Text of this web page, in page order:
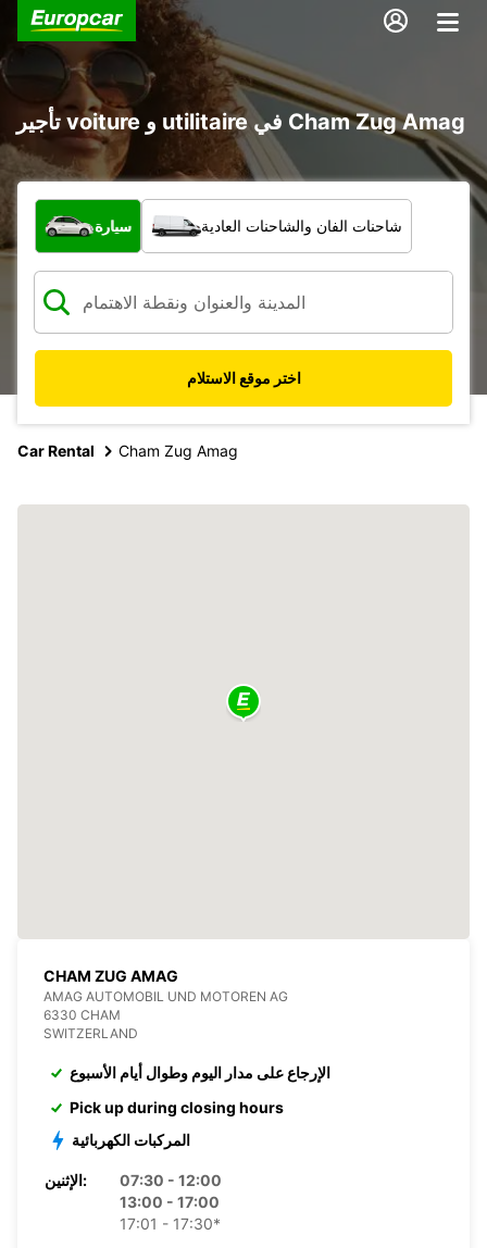
تأجير voiture و utilitaire في Cham Zug Amag
ما نوع المركبة؟
سيارة شاحنات الفان والشاحنات العادية
اختر موقع الاستلام
Car Rental Cham Zug Amag
CHAM ZUG AMAG
AMAG AUTOMOBIL UND MOTOREN AG
6330 CHAM
SWITZERLAND
الإرجاع على مدار اليوم وطوال أيام الأسبوع
Pick up during closing hours
المركبات الكهربائية
الإثنين:
07:30 - 12:00
13:00 - 17:00
17:01 - 17:30*